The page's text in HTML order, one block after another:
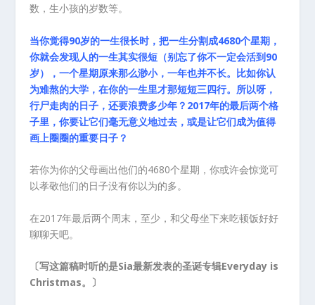
数，生小孩的岁数等。
当你觉得90岁的一生很长时，把一生分割成4680个星期，
你就会发现人的一生其实很短（别忘了你不一定会活到90
岁），一个星期原来那么渺小，一年也并不长。比如你认
为难熬的大学，在你的一生里才那短短三四行。所以呀，
行尸走肉的日子，还要浪费多少年？2017年的最后两个格
子里，你要让它们毫无意义地过去，或是让它们成为值得
画上圈圈的重要日子？
若你为你的父母画出他们的4680个星期，你或许会惊觉可
以孝敬他们的日子没有你以为的多。
在2017年最后两个周末，至少，和父母坐下来吃顿饭好好
聊聊天吧。
〔写这篇稿时听的是Sia最新发表的圣诞专辑Everyday is
Christmas。〕